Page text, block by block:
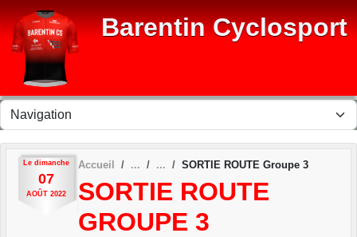
Barentin Cyclosport
Le dimanche
07
AOÛT 2022
Accueil SORTIE ROUTE Groupe 3
SORTIE ROUTE
GROUPE 3
Panneau de gestion des cookies